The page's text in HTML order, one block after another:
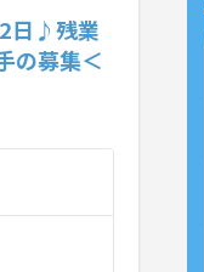
日♪残業
の募集＜